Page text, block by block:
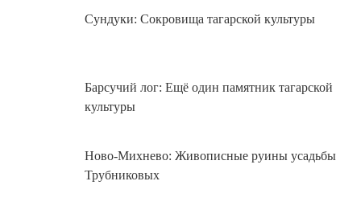
Сундуки: Сокровища тагарской культуры
Барсучий лог: Ещё один памятник тагарской
культуры
Ново-Михнево: Живописные руины усадьбы
Трубниковых